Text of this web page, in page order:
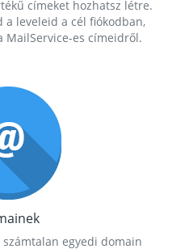
címeket hozhatsz létre.
a leveleid a cél fiókodban,
es címeidről.
egyedi domain